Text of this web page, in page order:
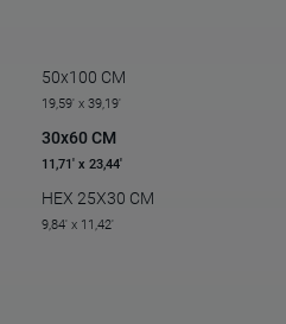
50x100 CM
19,59' x 39,19'
30x60 CM
11,71' x 23,44'
HEX 25X30 CM
9,84' x 11,42'